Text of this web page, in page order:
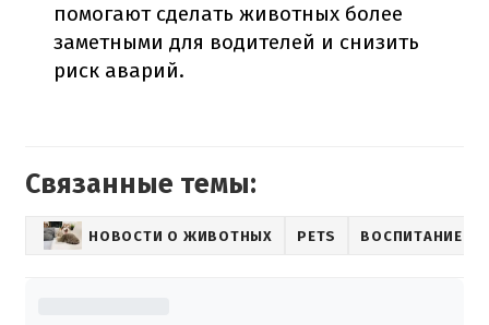
помогают сделать животных более
заметными для водителей и снизить
риск аварий.
Связанные темы:
НОВОСТИ О ЖИВОТНЫХ PETS ВОСПИТАНИЕ